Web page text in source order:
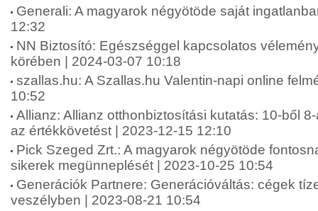
Generali: A magyarok négyötöde saját
12:32
NN Biztosító: Egészséggel kapcsolatos
körében | 2024-03-07 10:18
szallas.hu: A Szallas.hu Valentin-napi online
10:52
Allianz: Allianz otthonbiztosítási kutatás: 10-ből
az értékkövetést | 2023-12-15 12:10
Pick Szeged Zrt.: A magyarok négyötöde
sikerek megünneplését | 2023-10-25 10:54
Generációk Partnere: Generációváltás: cégek
veszélyben | 2023-08-21 10:54